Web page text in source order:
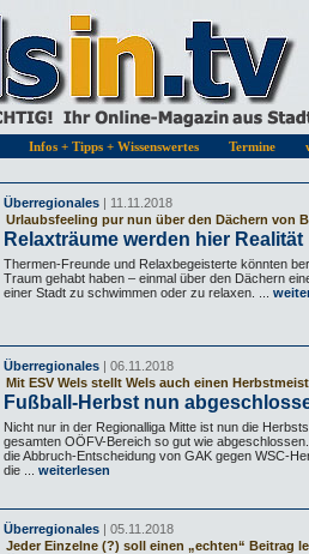
Infos + Tipps + Wissenswertes Termine
Überregionales | 11.11.2018
Urlaubsfeeling pur nun über den Dächern von
Relaxträume werden hier Realität
Thermen-Freunde und Relaxbegeisterte könnten
Traum gehabt haben – einmal über den Dächern
einer Stadt zu schwimmen oder zu relaxen. ...
Überregionales | 06.11.2018
Mit ESV Wels stellt Wels auch einen
Fußball-Herbst nun
Nicht nur in der Regionalliga Mitte ist nun die
gesamten OÖFV-Bereich so gut wie
die Abbruch-Entscheidung von GAK gegen WSC-
die ...
weiterlesen
Überregionales | 05.11.2018
Jeder Einzelne (?) soll einen „echten“ Beitrag